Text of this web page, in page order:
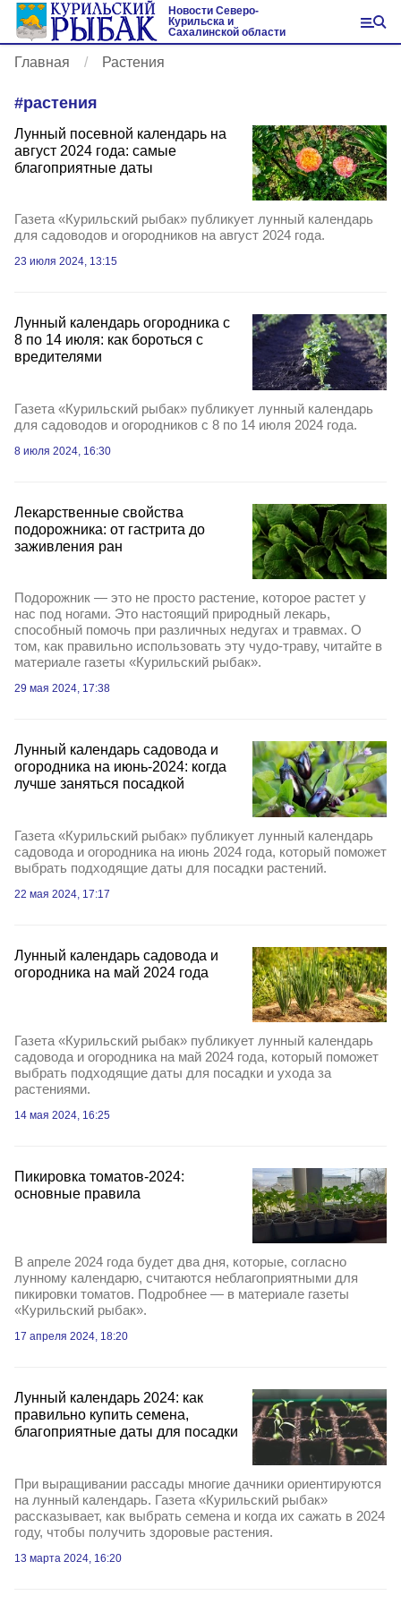
Новости Северо-
Курильска и
Сахалинской области
Главная Растения
#растения
Лунный посевной календарь на
август 2024 года: самые
благоприятные даты
Газета «Курильский рыбак» публикует лунный календарь
для садоводов и огородников на август 2024 года.
23 июля 2024, 13:15
Лунный календарь огородника с
8 по 14 июля: как бороться с
вредителями
Газета «Курильский рыбак» публикует лунный календарь
для садоводов и огородников с 8 по 14 июля 2024 года.
8 июля 2024, 16:30
Лекарственные свойства
подорожника: от гастрита до
заживления ран
Подорожник — это не просто растение, которое растет у
нас под ногами. Это настоящий природный лекарь,
способный помочь при различных недугах и травмах. О
том, как правильно использовать эту чудо-траву, читайте в
материале газеты «Курильский рыбак».
29 мая 2024, 17:38
Лунный календарь садовода и
огородника на июнь-2024: когда
лучше заняться посадкой
Газета «Курильский рыбак» публикует лунный календарь
садовода и огородника на июнь 2024 года, который поможет
выбрать подходящие даты для посадки растений.
22 мая 2024, 17:17
Лунный календарь садовода и
огородника на май 2024 года
Газета «Курильский рыбак» публикует лунный календарь
садовода и огородника на май 2024 года, который поможет
выбрать подходящие даты для посадки и ухода за
растениями.
14 мая 2024, 16:25
Пикировка томатов-2024:
основные правила
В апреле 2024 года будет два дня, которые, согласно
лунному календарю, считаются неблагоприятными для
пикировки томатов. Подробнее — в материале газеты
«Курильский рыбак».
17 апреля 2024, 18:20
Лунный календарь 2024: как
правильно купить семена,
благоприятные даты для посадки
При выращивании рассады многие дачники ориентируются
на лунный календарь. Газета «Курильский рыбак»
рассказывает, как выбрать семена и когда их сажать в 2024
году, чтобы получить здоровые растения.
13 марта 2024, 16:20